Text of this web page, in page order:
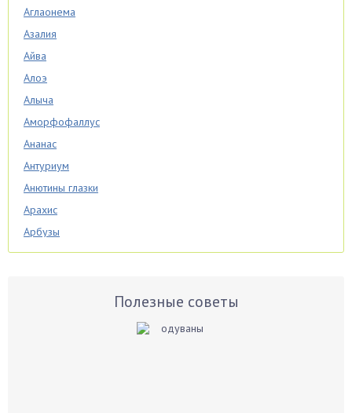
Аглаонема
Азалия
Айва
Алоэ
Алыча
Аморфофаллус
Ананас
Антуриум
Анютины глазки
Арахис
Арбузы
Аспарагус
Полезные советы